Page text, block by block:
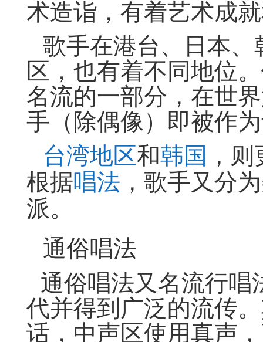
术造诣，有着艺术成
歌手在港台、日本
区，也有着不同地位
名流的一部分，在世
手（除偶像）即被作
台湾地区和韩国 ，
根据唱法 ，歌手又分
派。
通俗唱法
通俗唱法又名流行唱
代并得到广泛的流传
话，中声区使用真声